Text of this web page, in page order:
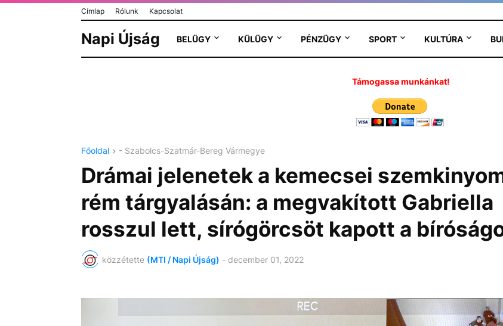
Címlap Rólunk Kapcsolat
Napi Újság BELÜGY KÜLÜGY PÉNZÜGY SPORT KULTÚRA
Támogassa munkánkat!
Főoldal - Szabolcs-Szatmár-Bereg Vármegye
Drámai jelenetek a kemecsei
rém tárgyalásán: a megvakított Gabriella
rosszul lett, sírógörcsöt kapott a
közzétette (MTI / Napi Újság) - december 01, 2022